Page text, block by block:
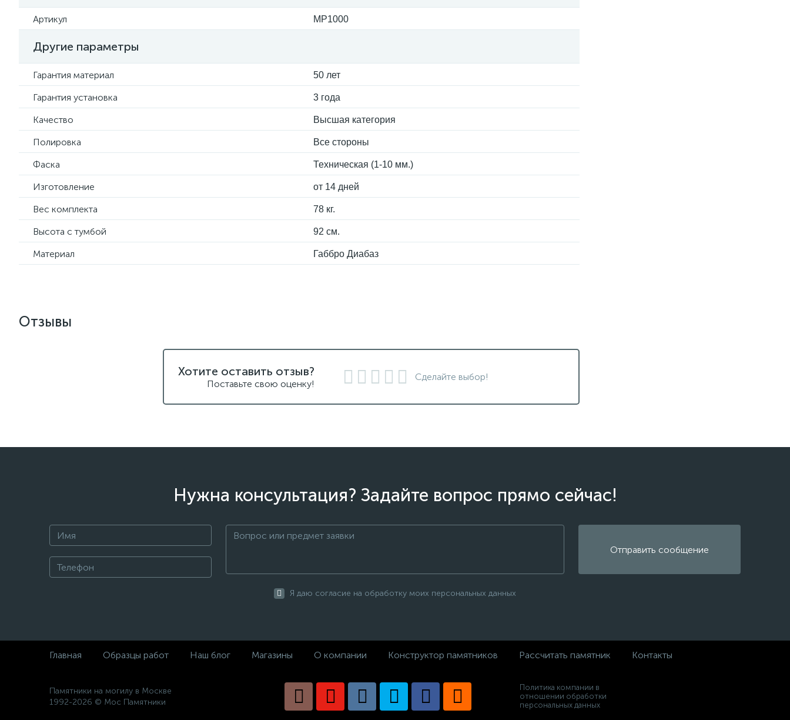
Артикул MP1000
Другие параметры
Гарантия материал 50 лет
Гарантия установка 3 года
Качество Высшая категория
Полировка Все стороны
Фаска Техническая (1-10 мм.)
Изготовление от 14 дней
Вес комплекта 78 кг.
Высота с тумбой 92 см.
Материал Габбро Диабаз
Отзывы
Хотите оставить отзыв?
Поставьте свою оценку!
Сделайте выбор!
Нужна консультация? Задайте вопрос прямо сейчас!
Отправить сообщение
Я даю согласие на обработку моих персональных данных
Главная Образцы работ Наш блог Магазины О компании Конструктор памятников Рассчитать памятник Контакты
Памятники на могилу в Москве
1992-2026 © Мос Памятники
Политика компании в
отношении обработки
персональных данных